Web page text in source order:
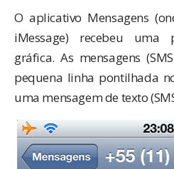
O aplicativo Mensagens
iMessage) recebeu uma
gráfica. As mensagens
pequena linha pontilhada
uma mensagem de texto